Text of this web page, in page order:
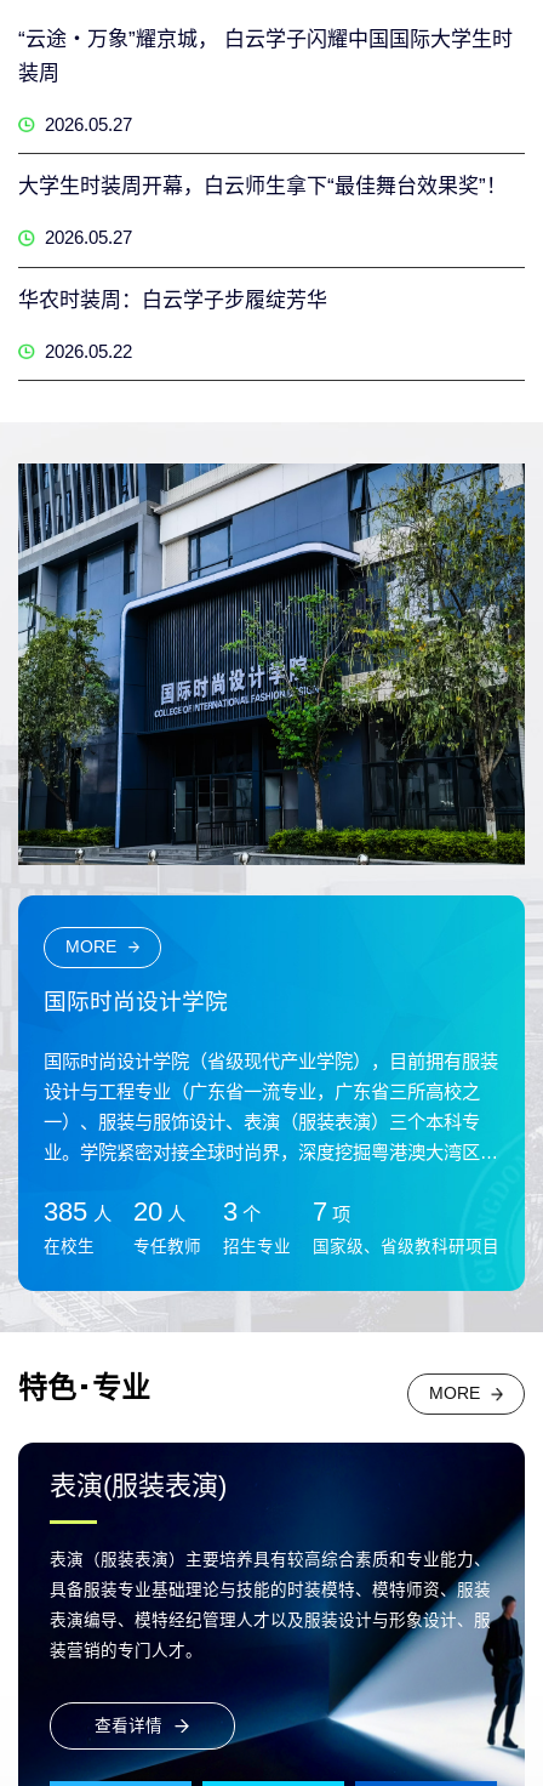
“云途・万象”耀京城， 白云学子闪耀中国国际大学生时
装周
2026.05.27
大学生时装周开幕，白云师生拿下“最佳舞台效果奖”！
2026.05.27
华农时装周：白云学子步履绽芳华
2026.05.22
MORE
国际时尚设计学院
国际时尚设计学院（省级现代产业学院），目前拥有服装
设计与工程专业（广东省一流专业，广东省三所高校之
一）、服装与服饰设计、表演（服装表演）三个本科专
业。学院紧密对接全球时尚界，深度挖掘粤港澳大湾区独
的人才培养模式。多年来学院已向服装产业输送了上千名
高端人才，他们在服装智能化设计、品牌运营管理、服装
人才链与服装产业链精准对接，为地方经济社会发展注入
了源源不断的...
385 人
在校生
20 人
专任教师
3 个
招生专业
7 项
国家级、省级教科研项目
特色 专业 MORE
表演(服装表演)
表演（服装表演）主要培养具有较高综合素质和专业能力、
具备服装专业基础理论与技能的时装模特、模特师资、服装
表演编导、模特经纪管理人才以及服装设计与形象设计、服
装营销的专门人才。
查看详情